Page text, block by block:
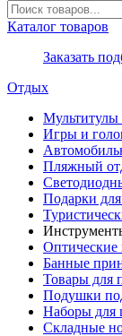
Каталог товаров
Заказать
Отдых
Мультитулы
Игры и
Пляжный
Подарки
Банные
Товары для
Подушки
Наборы для
Складные